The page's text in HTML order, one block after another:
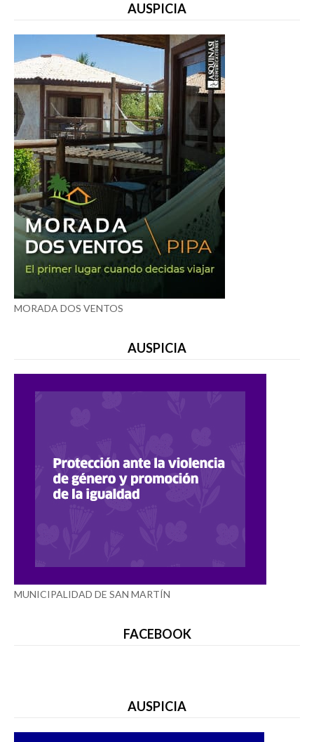
AUSPICIA
MORADA DOS VENTOS
AUSPICIA
MUNICIPALIDAD DE SAN MARTÍN
FACEBOOK
AUSPICIA